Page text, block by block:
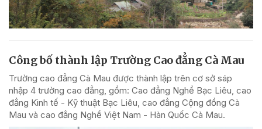
Công bố thành lập Trường Cao đẳng Cà Mau
Trường cao đẳng Cà Mau được thành lập trên cơ sở sáp
nhập 4 trường cao đẳng, gồm: Cao đẳng Nghề Bạc Liêu, cao
đẳng Kinh tế - Kỹ thuật Bạc Liêu, cao đẳng Cộng đồng Cà
Mau và cao đẳng Nghề Việt Nam - Hàn Quốc Cà Mau.